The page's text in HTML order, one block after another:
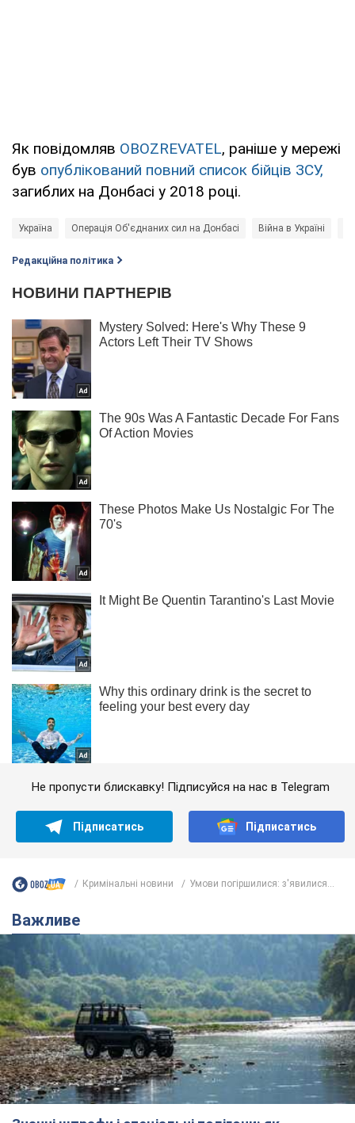
Як повідомляв OBOZREVATEL, раніше у мережі
був опублікований повний список бійців ЗСУ,
загиблих на Донбасі у 2018 році.
Україна Операція Об'єднаних сил на Донбасі Війна в Україні
Редакційна політика
Не пропусти блискавку! Підписуйся на нас в Telegram
Підписатись Підписатись
Кримінальні новини Умови погіршилися: з'явилися...
Важливе